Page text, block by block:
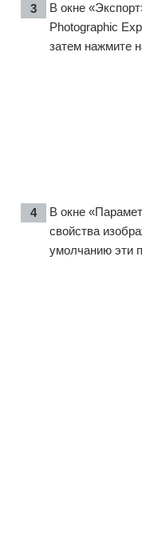
В окне
Photographic
затем нажмите
В окне
свойства
умолчанию эти